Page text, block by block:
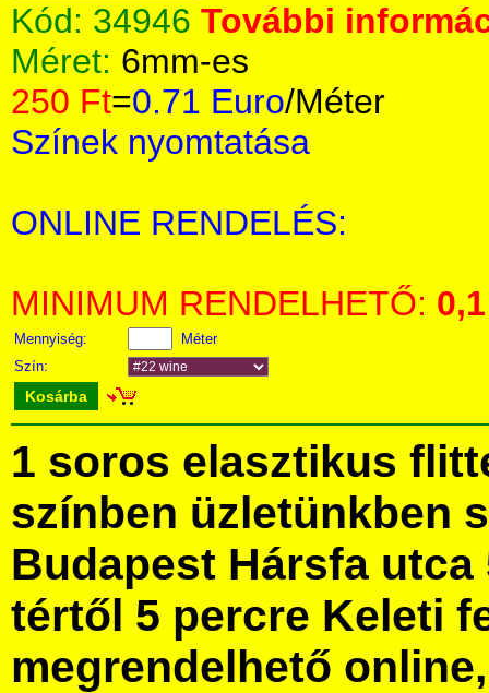
Kód: 34946 További
Méret: 6mm-es
250 Ft=0.71 Euro/Méter
Színek nyomtatása
ONLINE RENDELÉS:
MINIMUM RENDELHETŐ: 0,1
Mennyiség:
Méter
Szín:
Kosárba
1 soros elasztikus
színben üzletünkben
Budapest Hársfa utca
tértől 5 percre Keleti
megrendelhető